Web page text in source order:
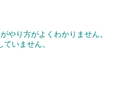
やり方がよくわかりません。
いません。